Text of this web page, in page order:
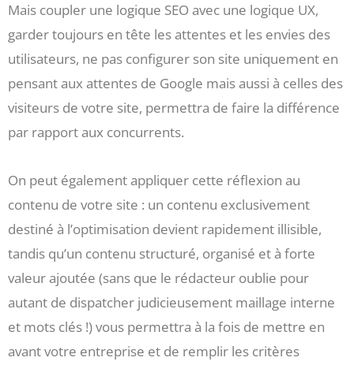
Mais coupler une logique SEO avec une logique UX,
garder toujours en tête les attentes et les envies des
utilisateurs, ne pas configurer son site uniquement en
pensant aux attentes de Google mais aussi à celles des
visiteurs de votre site, permettra de faire la différence
par rapport aux concurrents.
On peut également appliquer cette réflexion au
contenu de votre site : un contenu exclusivement
destiné à l’optimisation devient rapidement illisible,
tandis qu’un contenu structuré, organisé et à forte
valeur ajoutée (sans que le rédacteur oublie pour
autant de dispatcher judicieusement maillage interne
et mots clés !) vous permettra à la fois de mettre en
avant votre entreprise et de remplir les critères